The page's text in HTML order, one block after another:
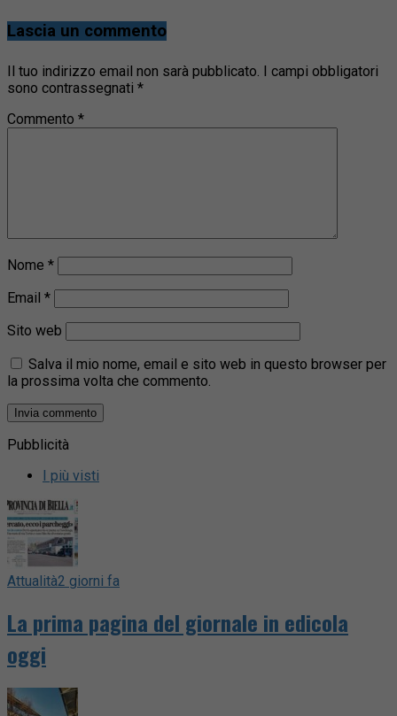
Lascia un commento
Il tuo indirizzo email non sarà pubblicato. I campi obbligatori
sono contrassegnati *
Commento *
Nome *
Email *
Sito web
Salva il mio nome, email e sito web in questo browser per
la prossima volta che commento.
Pubblicità
I più visti
Attualità2 giorni fa
La prima pagina del giornale in edicola
oggi